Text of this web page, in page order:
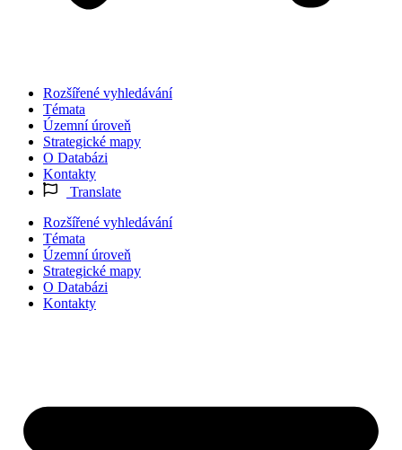
Rozšířené vyhledávání
Témata
Územní úroveň
Strategické mapy
O Databázi
Kontakty
Translate
Rozšířené vyhledávání
Témata
Územní úroveň
Strategické mapy
O Databázi
Kontakty